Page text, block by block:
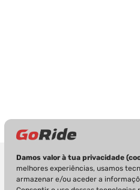
Damos valor à tua privacidade
melhores experiências, usamos
armazenar e/ou aceder a